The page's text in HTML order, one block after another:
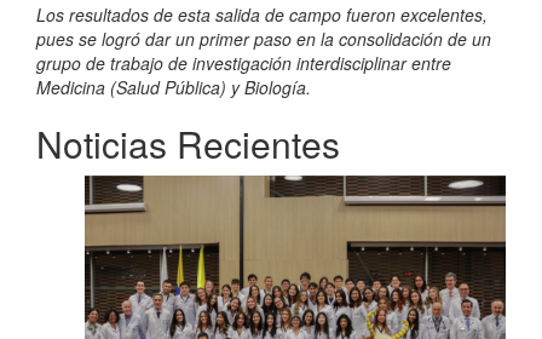
Los resultados de esta salida de campo fueron excelentes,
pues se logró dar un primer paso en la consolidación de un
grupo de trabajo de investigación interdisciplinar entre
Medicina (Salud Pública) y Biología.
Noticias Recientes